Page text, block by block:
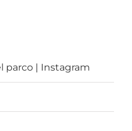
parco | Instagram